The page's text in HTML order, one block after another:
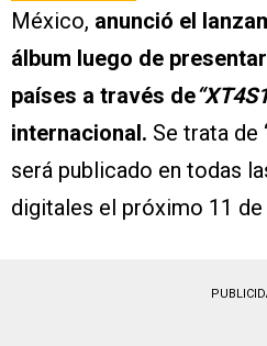
México, anunció el
álbum luego de
países a través de
internacional. Se trata de
será publicado en todas
digitales el próximo 11 de